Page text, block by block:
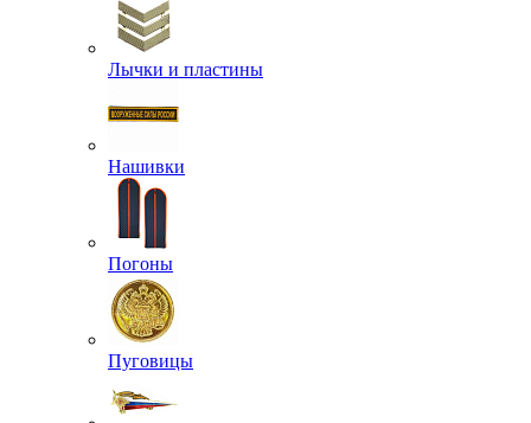
Лычки и пластины
Нашивки
Погоны
Пуговицы